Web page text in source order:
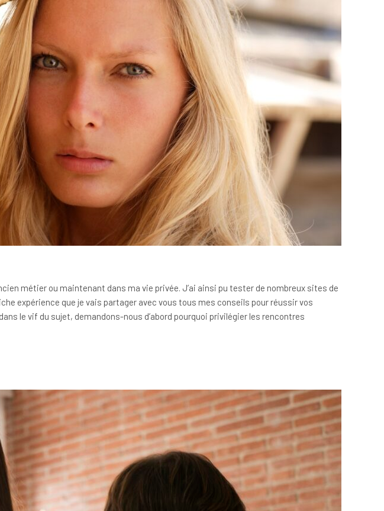
métier ou maintenant dans ma vie privée. J’ai ainsi pu tester de nombreux sites de
expérience que je vais partager avec vous tous mes conseils pour réussir vos
le vif du sujet, demandons-nous d’abord pourquoi privilégier les rencontres